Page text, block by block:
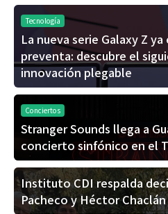
Tecnología
La nueva serie Galaxy Z
preventa: descubre el
innovación plegable
Conciertos
Stranger Sounds llega a
concierto sinfónico en el
Instituto CDI respalda
Pacheco y Héctor Chaclán